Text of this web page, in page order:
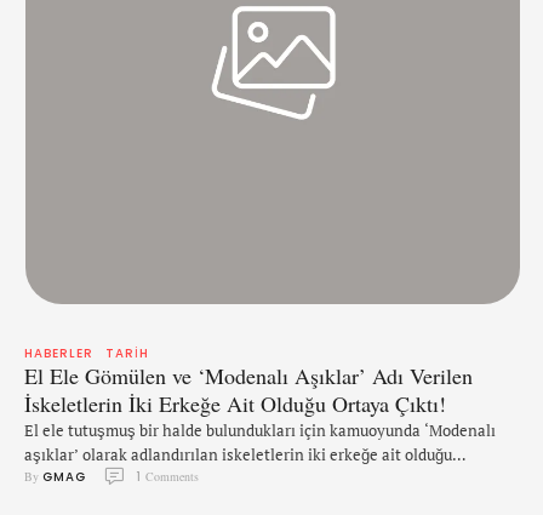
HABERLER TARIH
El Ele Gömülen ve ‘Modenalı Aşıklar’ Adı Verilen
İskeletlerin İki Erkeğe Ait Olduğu Ortaya Çıktı!
El ele tutuşmuş bir halde bulundukları için kamuoyunda ‘Modenalı
aşıklar’ olarak adlandırılan iskeletlerin iki erkeğe ait olduğu
belirtildi. Akıllara iskeleti bulunan erkekler eşcinsel mi sorusu geldi.
By GMAG 1 Comments